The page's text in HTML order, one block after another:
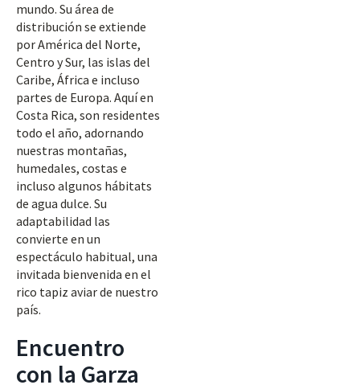
mundo. Su área de
distribución se extiende
por América del Norte,
Centro y Sur, las islas del
Caribe, África e incluso
partes de Europa. Aquí en
Costa Rica, son residentes
todo el año, adornando
nuestras montañas,
humedales, costas e
incluso algunos hábitats
de agua dulce. Su
adaptabilidad las
convierte en un
espectáculo habitual, una
invitada bienvenida en el
rico tapiz aviar de nuestro
país.
Encuentro
con la Garza